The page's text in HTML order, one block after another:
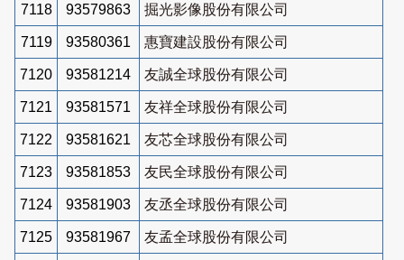
7118 93579863 掘光影像股份有限公司
7119 93580361 惠寶建設股份有限公司
7120 93581214 友誠全球股份有限公司
7121 93581571 友祥全球股份有限公司
7122 93581621 友芯全球股份有限公司
7123 93581853 友民全球股份有限公司
7124 93581903 友丞全球股份有限公司
7125 93581967 友孟全球股份有限公司